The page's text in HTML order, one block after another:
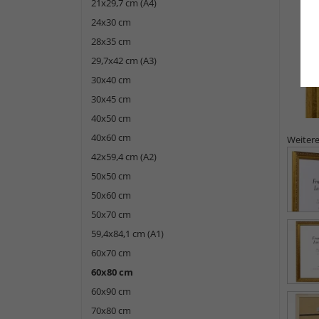
21x29,7 cm (A4)
24x30 cm
28x35 cm
29,7x42 cm (A3)
30x40 cm
30x45 cm
40x50 cm
40x60 cm
42x59,4 cm (A2)
50x50 cm
50x60 cm
50x70 cm
59,4x84,1 cm (A1)
60x70 cm
60x80 cm
60x90 cm
70x80 cm